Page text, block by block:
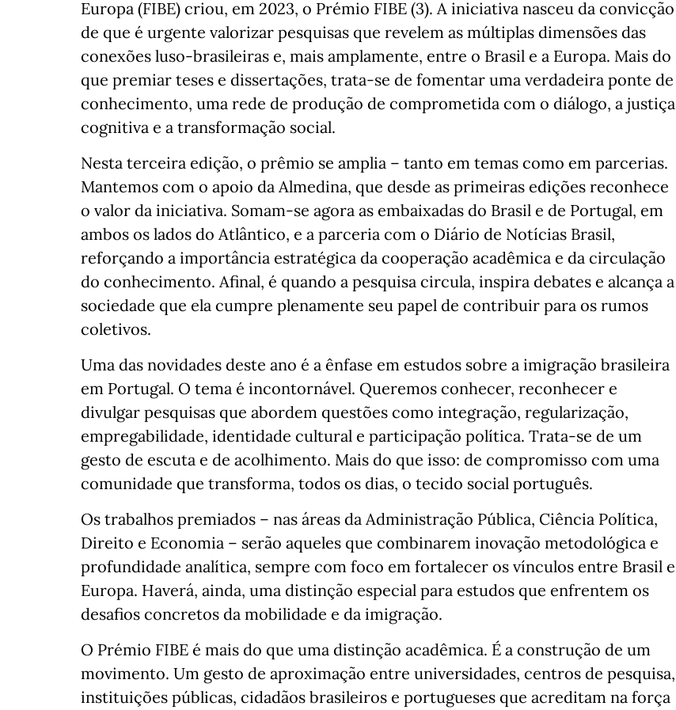
Europa (FIBE) criou, em 2023, o Prémio FIBE (3). A iniciativa nasceu da convicção
de que é urgente valorizar pesquisas que revelem as múltiplas dimensões das
conexões luso-brasileiras e, mais amplamente, entre o Brasil e a Europa. Mais do
que premiar teses e dissertações, trata-se de fomentar uma verdadeira ponte de
conhecimento, uma rede de produção de comprometida com o diálogo, a justiça
cognitiva e a transformação social.
Nesta terceira edição, o prêmio se amplia – tanto em temas como em parcerias.
Mantemos com o apoio da Almedina, que desde as primeiras edições reconhece
o valor da iniciativa. Somam-se agora as embaixadas do Brasil e de Portugal, em
ambos os lados do Atlântico, e a parceria com o Diário de Notícias Brasil,
reforçando a importância estratégica da cooperação acadêmica e da circulação
do conhecimento. Afinal, é quando a pesquisa circula, inspira debates e alcança a
sociedade que ela cumpre plenamente seu papel de contribuir para os rumos
coletivos.
Uma das novidades deste ano é a ênfase em estudos sobre a imigração brasileira
em Portugal. O tema é incontornável. Queremos conhecer, reconhecer e
divulgar pesquisas que abordem questões como integração, regularização,
empregabilidade, identidade cultural e participação política. Trata-se de um
gesto de escuta e de acolhimento. Mais do que isso: de compromisso com uma
comunidade que transforma, todos os dias, o tecido social português.
Os trabalhos premiados – nas áreas da Administração Pública, Ciência Política,
Direito e Economia – serão aqueles que combinarem inovação metodológica e
profundidade analítica, sempre com foco em fortalecer os vínculos entre Brasil e
Europa. Haverá, ainda, uma distinção especial para estudos que enfrentem os
desafios concretos da mobilidade e da imigração.
O Prémio FIBE é mais do que uma distinção acadêmica. É a construção de um
movimento. Um gesto de aproximação entre universidades, centros de pesquisa,
instituições públicas, cidadãos brasileiros e portugueses que acreditam na força